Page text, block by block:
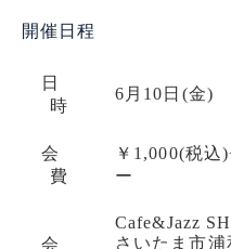
開催日程
日
時
6月10日(金)
会
費
￥1,000(税込
ー
会
Cafe&Jazz
さいたま市浦